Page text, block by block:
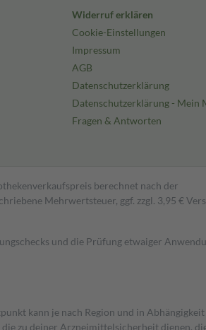
Widerruf erklären
Cookie-Einstellungen
Impressum
AGB
Datenschutzerklärung
Datenschutzerklärung - Mein
Fragen & Antworten
berechnet nach der
Mehrwertsteuer, ggf. zzgl. 3,95 €
und die Prüfung etwaiger
kann je nach Region und in
zu deiner Arzneimittelsicherheit dienen,